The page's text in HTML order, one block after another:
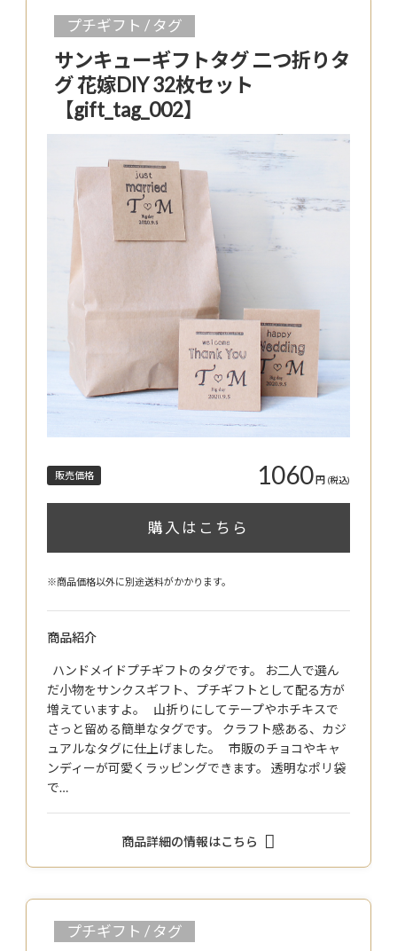
プチギフト / タグ
サンキューギフトタグ 二つ折りタ
グ 花嫁DIY 32枚セット
【gift_tag_002】
販売価格 1060円 (税込)
購入はこちら
※商品価格以外に別途送料がかかります。
商品紹介
ハンドメイドプチギフトのタグです。 お二人で選ん
だ小物をサンクスギフト、プチギフトとして配る方が
増えていますよ。 山折りにしてテープやホチキスで
さっと留める簡単なタグです。 クラフト感ある、カジ
ュアルなタグに仕上げました。 市販のチョコやキャ
ンディーが可愛くラッピングできます。 透明なポリ袋
で…
商品詳細の情報はこちら
プチギフト / タグ